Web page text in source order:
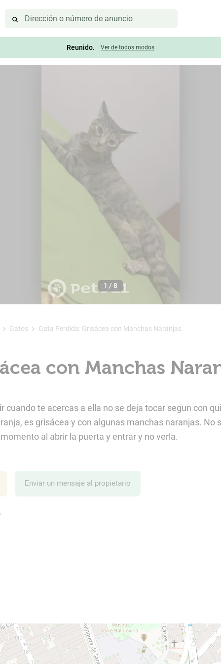
Reunido. Ver de todos modos
1 / 8
Gatos Gata Perdida: Grisácea con Manchas Naranjas
con Manchas
cuando te acercas a ella no se deja tocar segun con
es grisácea y con algunas manchas naranjas. No
al abrir la puerta y entrar y no verla.
Enviar un mensaje al propietario